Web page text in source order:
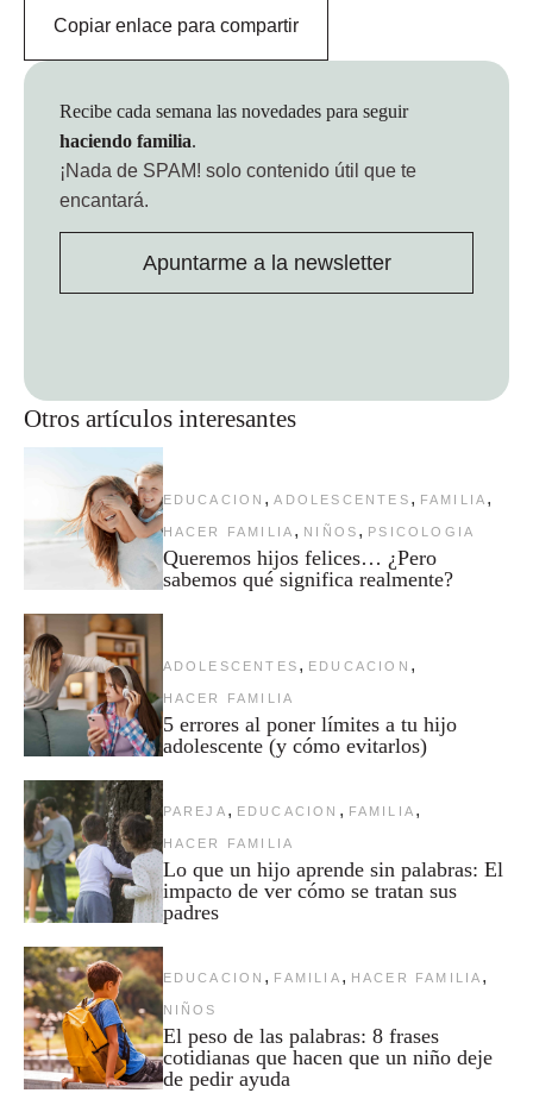
Copiar enlace para compartir
Otros artículos interesantes
EDUCACION , ADOLESCENTES , FAMILIA ,
HACER FAMILIA , NIÑOS , PSICOLOGIA
Queremos hijos felices… ¿Pero
sabemos qué significa realmente?
ADOLESCENTES , EDUCACION ,
HACER FAMILIA
5 errores al poner límites a tu hijo
adolescente (y cómo evitarlos)
PAREJA , EDUCACION , FAMILIA ,
HACER FAMILIA
Lo que un hijo aprende sin palabras: El
impacto de ver cómo se tratan sus
padres
EDUCACION , FAMILIA , HACER FAMILIA ,
NIÑOS
El peso de las palabras: 8 frases
cotidianas que hacen que un niño deje
de pedir ayuda
Recibe cada semana las novedades para seguir
haciendo familia.
¡Nada de SPAM! solo contenido útil que te
encantará.
Apuntarme a la newsletter